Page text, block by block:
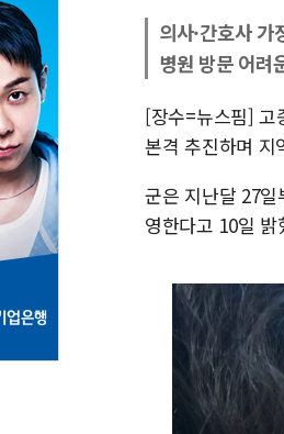
의사·간호사
병원 방문 어려
[장수=뉴스핌] 고
본격 추진하며 지
군은 지난달 27
영한다고 10일 밝